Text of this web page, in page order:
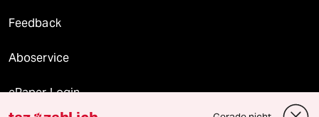
Feedback
Aboservice
ePaper Login